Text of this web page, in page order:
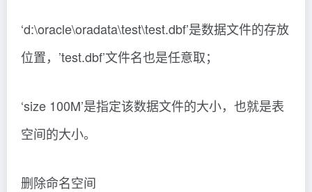
‘d:\oracle\oradata\test\test.dbf’是数据文件的存放
位置，’test.dbf’文件名也是任意取；
‘size 100M’是指定该数据文件的大小，也就是表
空间的大小。
删除命名空间